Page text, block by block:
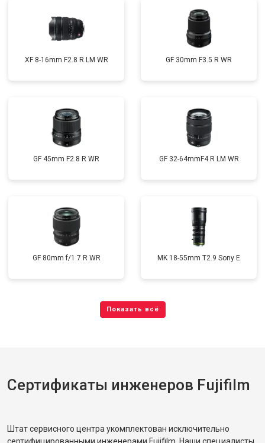
XF 8-16mm F2.8 R LM WR GF 30mm F3.5 R WR
GF 45mm F2.8 R WR GF 32-64mmF4 R LM WR
GF 80mm f/1.7 R WR MK 18-55mm T2.9 Sony E
Сертификаты инженеров Fujifilm
Штат сервисного центра укомплектован исключительно